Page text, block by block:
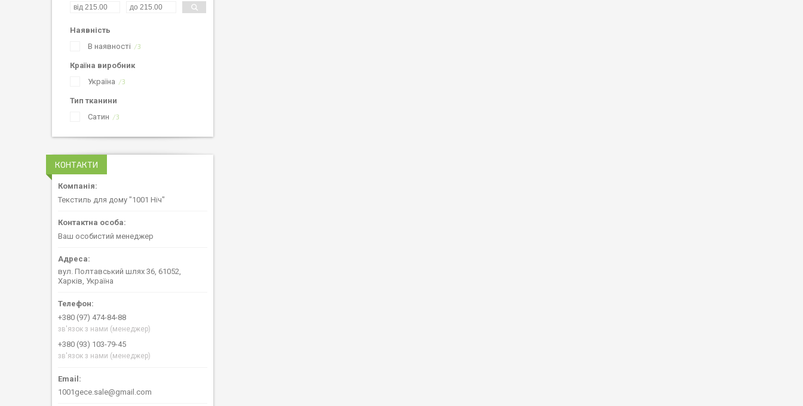
Наявність
В наявності
3
Країна виробник
Україна
3
Тип тканини
Сатин
3
КОНТАКТИ
Текстиль для дому "1001 Ніч"
Ваш особистий менеджер
вул. Полтавський шлях 36, 61052,
Харків, Україна
+380 (97) 474-84-88
зв'язок з нами (менеджер)
+380 (93) 103-79-45
зв'язок з нами (менеджер)
1001gece.sale@gmail.com